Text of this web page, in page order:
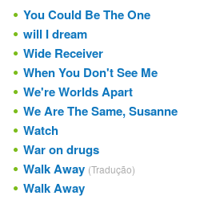
You Could Be The One
will I dream
Wide Receiver
When You Don't See Me
We're Worlds Apart
We Are The Same, Susanne
Watch
War on drugs
Walk Away (Tradução)
Walk Away